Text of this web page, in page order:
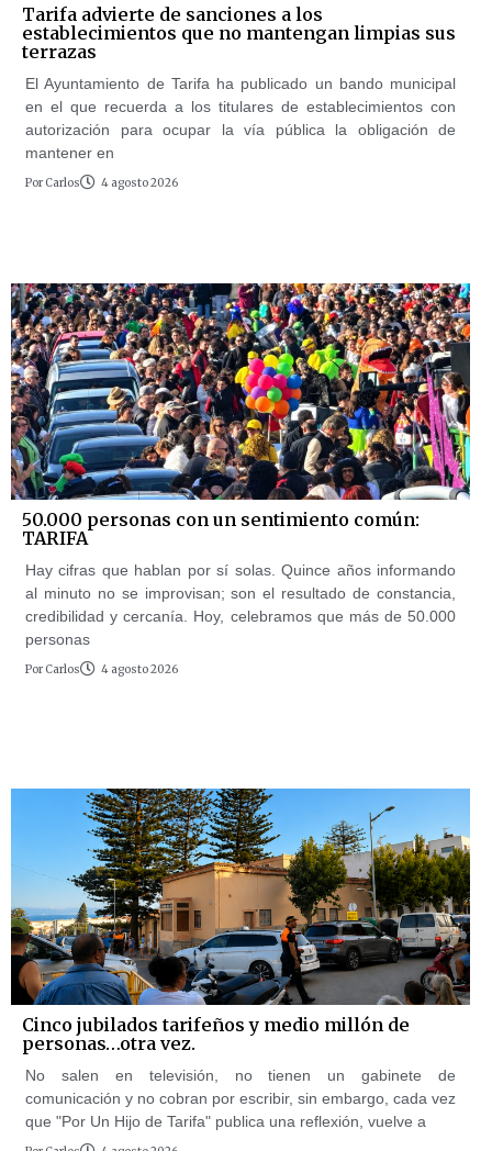
Tarifa advierte de sanciones a los
establecimientos que no mantengan limpias sus
terrazas
El Ayuntamiento de Tarifa ha publicado un bando municipal
en el que recuerda a los titulares de establecimientos con
autorización para ocupar la vía pública la obligación de
mantener en
Por Carlos 4 agosto 2026
50.000 personas con un sentimiento común:
TARIFA
Hay cifras que hablan por sí solas. Quince años informando
al minuto no se improvisan; son el resultado de constancia,
credibilidad y cercanía. Hoy, celebramos que más de 50.000
personas
Por Carlos 4 agosto 2026
Cinco jubilados tarifeños y medio millón de
personas…otra vez.
No salen en televisión, no tienen un gabinete de
comunicación y no cobran por escribir, sin embargo, cada vez
que "Por Un Hijo de Tarifa" publica una reflexión, vuelve a